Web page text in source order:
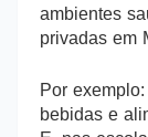
ambientes
privadas em
Por
bebidas e